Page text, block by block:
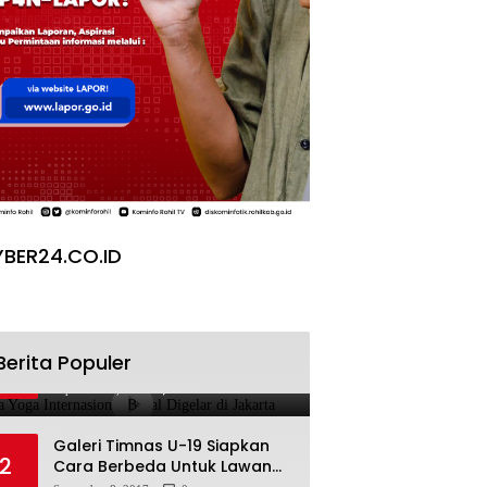
Populer
1
Bakal Digelar di Jakarta
2
Galeri Timnas U-19 Siapkan
Cara Berbeda Untuk Lawan